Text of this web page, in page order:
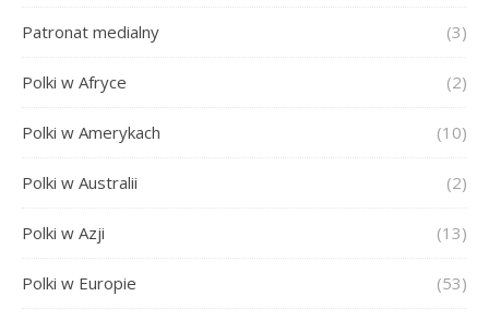
Patronat medialny (3)
Polki w Afryce (2)
Polki w Amerykach (10)
Polki w Australii (2)
Polki w Azji (13)
Polki w Europie (53)